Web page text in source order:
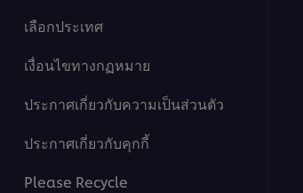
or other browser storage.
click the Accept button below.
เลือกประเทศ
เงื่อนไขทางกฏหมาย
ประกาศเกี่ยวกับความเป็นส่วนตัว
ประกาศเกี่ยวกับคุกกี้
Please Recycle